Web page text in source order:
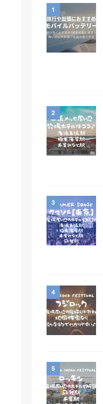
1
2
3
4
5